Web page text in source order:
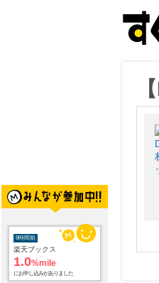
9時間前
楽天ブックス
1.0%mile
にお申し込みがありました